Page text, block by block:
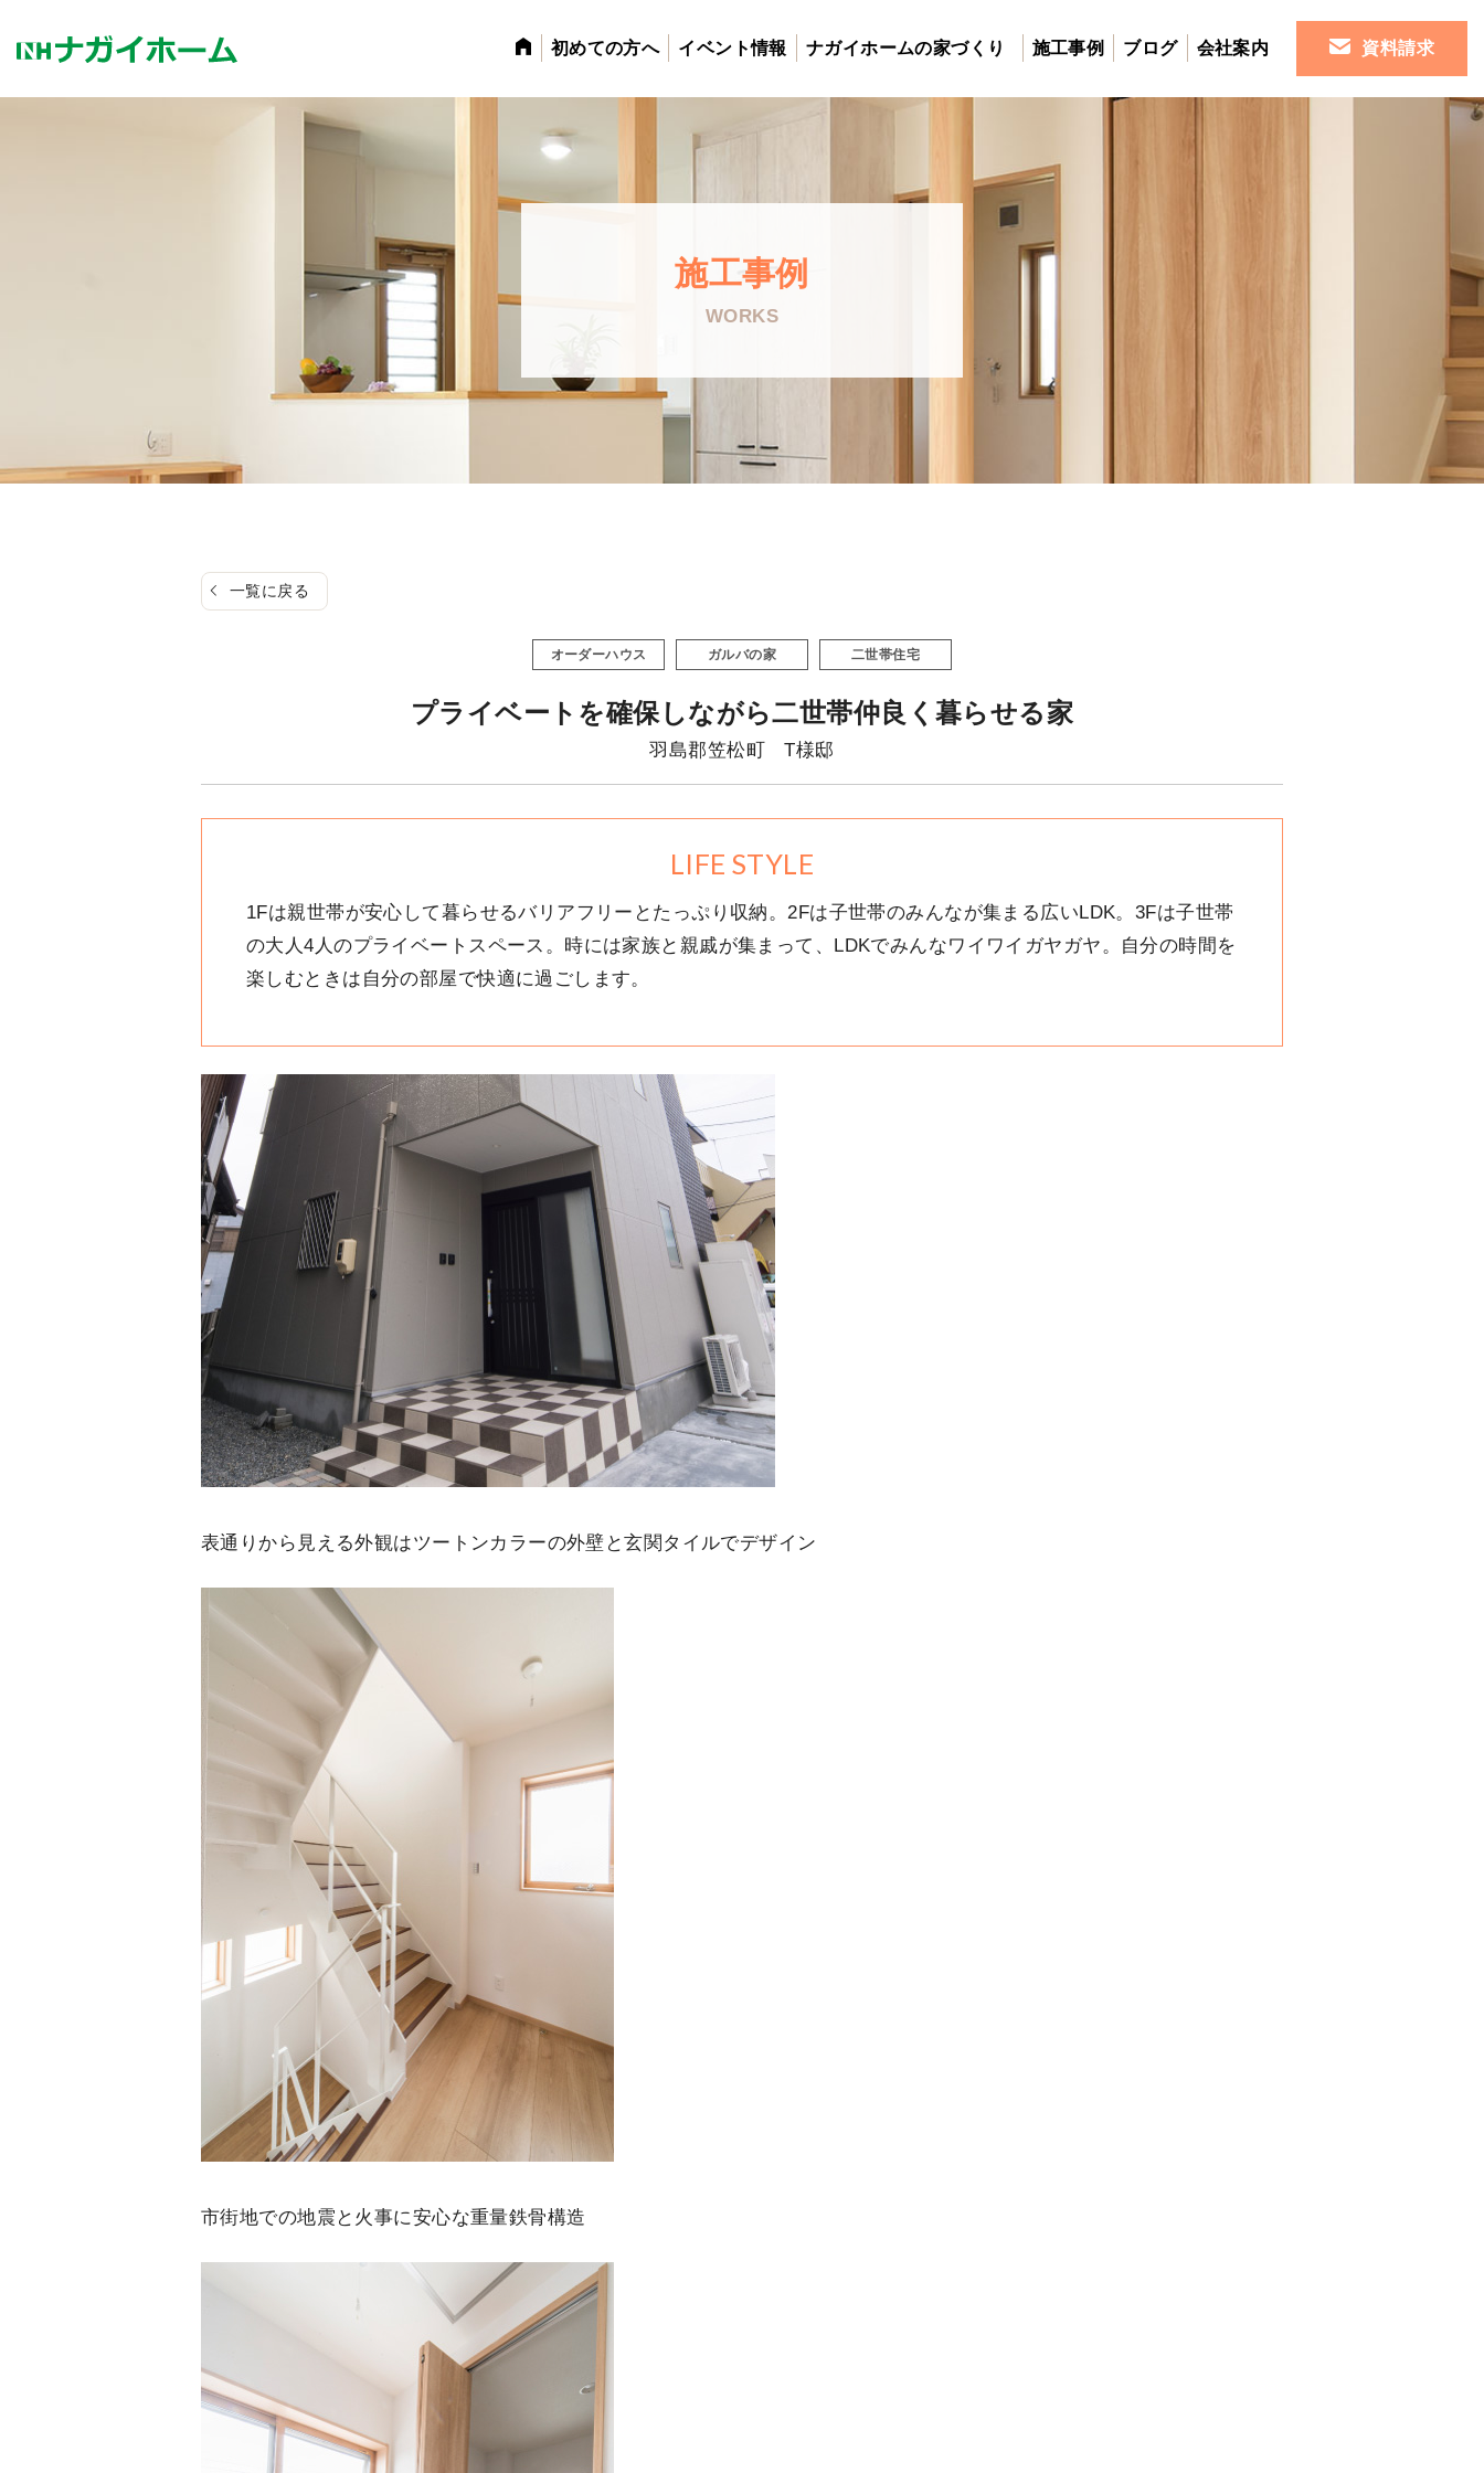
ン
初めての方へ イベント情報 ナガイホームの家づくり 施工事例 ブログ 会社案内 資料請求
施工事例
WORKS
一覧に戻る
オーダーハウス ガルバの家 二世帯住宅
プライベートを確保しながら二世帯仲良く暮らせる家
羽島郡笠松町 T様邸
LIFE STYLE
1Fは親世帯が安心して暮らせるバリアフリーとたっぷり収納。2Fは子世帯のみんなが集まる広いLDK。3Fは子世帯
の大人4人のプライベートスペース。時には家族と親戚が集まって、LDKでみんなワイワイガヤガヤ。自分の時間を
楽しむときは自分の部屋で快適に過ごします。
表通りから見える外観はツートンカラーの外壁と玄関タイルでデザイン
市街地での地震と火事に安心な重量鉄骨構造